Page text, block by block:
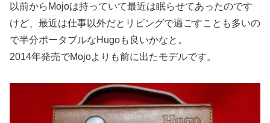
以前からMojoは持っていて最近は眠らせてあったのです
けど、最近は仕事以外だとリビングで過ごすことも多いの
で半分ポータブルなHugoも良いかなと。
2014年発売でMojoよりも前に出たモデルです。